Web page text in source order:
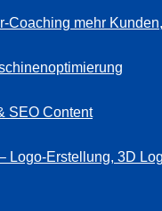
Coaching mehr
SEO Content
Logo-Erstellung, 3D